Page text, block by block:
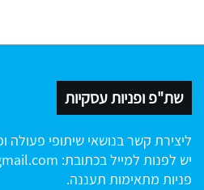
שת"פ ופניות עסקיות
ליצירת קשר בנושאי שיתופי פעולה
יש לפנות למייל בכתובת:
פניות מתאימות תעננה.